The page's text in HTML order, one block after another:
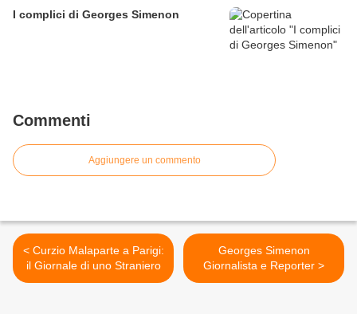
I complici di Georges Simenon
Commenti
Aggiungere un commento
< Curzio Malaparte a Parigi:
il Giornale di uno Straniero
Georges Simenon
Giornalista e Reporter >